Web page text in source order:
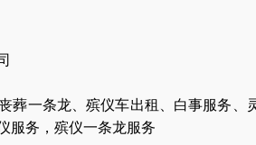
葬一条龙 、殡仪车出租 白事服务
服务 ， 殡仪一条龙服务